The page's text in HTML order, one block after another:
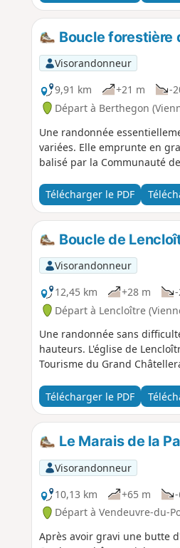
Boucle forestière
Visorandonneur
9,91 km
+21 m -
Départ à Berthegon
Une randonnée
variées. Elle emprunte en
balisé par la Communauté
Télécharger le PDF
Boucle de
Visorandonneur
12,45 km
+28 m
Départ à Lencloître
Une randonnée sans
hauteurs. L'église de
Tourisme du Grand
Télécharger le PDF
Le Marais de la
Visorandonneur
10,13 km
+65 m
Départ à Vendeuvre-du-
Après avoir gravi une butte